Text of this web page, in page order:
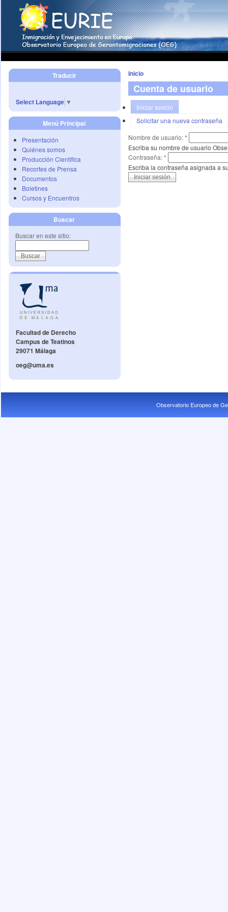
Traducir
Select Language ▼
Menú Principal
Presentación
Quiénes somos
Producción Científica
Recortes de Prensa
Documentos
Boletines
Cursos y Encuentros
Buscar
Buscar en este sitio:
Facultad de Derecho
Campus de Teatinos
29071 Málaga
oeg@uma.es
Inicio
Cuenta de usuario
Iniciar sesión
Solicitar una nueva contraseña
Nombre de usuario:*
Escriba su nombre de usuario
Contraseña:*
Escriba la contraseña asignada a
Observatorio Europeo de